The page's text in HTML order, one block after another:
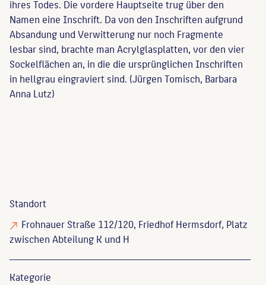
ihres Todes. Die vordere Hauptseite trug über den
Namen eine Inschrift. Da von den Inschriften aufgrund
Absandung und Verwitterung nur noch Fragmente
lesbar sind, brachte man Acrylglasplatten, vor den vier
Sockelflächen an, in die die ursprünglichen Inschriften
in hellgrau eingraviert sind. (Jürgen Tomisch, Barbara
Anna Lutz)
Standort
Frohnauer Straße 112/120, Friedhof Hermsdorf, Platz
zwischen Abteilung K und H
Kategorie